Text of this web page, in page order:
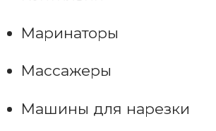
Маринаторы
Массажеры
Машины для нарезки